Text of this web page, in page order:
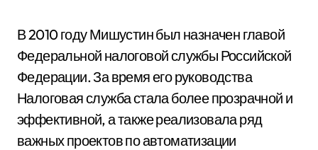
В 2010 году Мишустин был назначен главой
Федеральной налоговой службы Российской
Федерации. За время его руководства
Налоговая служба стала более прозрачной и
эффективной, а также реализовала ряд
важных проектов по автоматизации